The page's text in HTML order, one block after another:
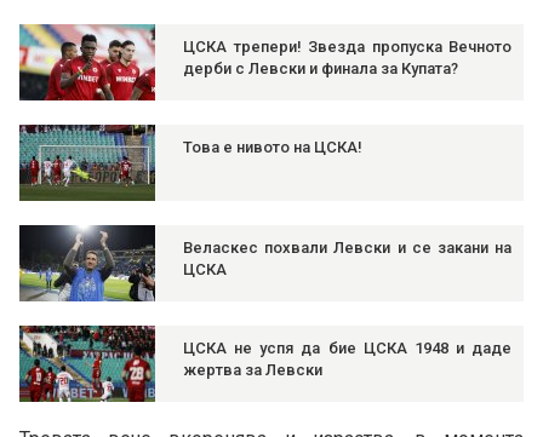
ЦСКА трепери! Звезда пропуска Вечното
дерби с Левски и финала за Купата?
Това е нивото на ЦСКА!
Веласкес похвали Левски и се закани на
ЦСКА
ЦСКА не успя да бие ЦСКА 1948 и даде
жертва за Левски